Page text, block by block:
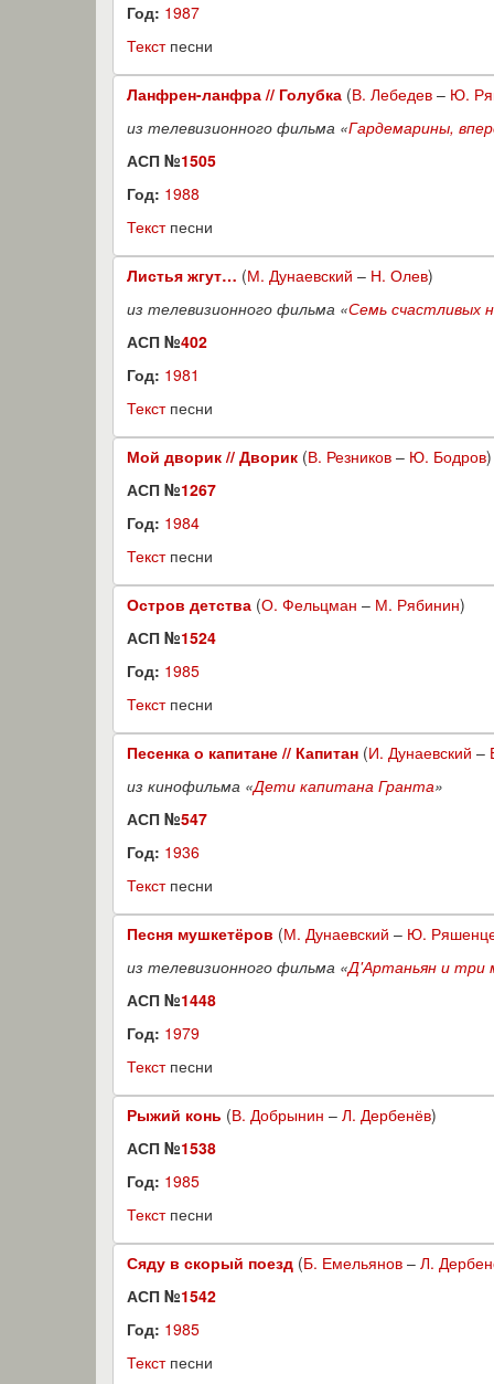
Год: 1987
Текстпесни
Ланфрен-ланфра // Голубка (В. Лебедев – Ю.
из телевизионного фильма «Гардемарины,
АСП №1505
Год: 1988
Текстпесни
Листья жгут… (М. Дунаевский – Н. Олев)
из телевизионного фильма «Семь счастливых
АСП №402
Год: 1981
Текстпесни
Мой дворик // Дворик (В. Резников – Ю. Бодров)
АСП №1267
Год: 1984
Текстпесни
Остров детства (О. Фельцман – М. Рябинин)
АСП №1524
Год: 1985
Текстпесни
Песенка о капитане // Капитан (И. Дунаевский –
из кинофильма «Дети капитана Гранта»
АСП №547
Год: 1936
Текстпесни
Песня мушкетёров (М. Дунаевский – Ю.
из телевизионного фильма «Д'Артаньян и три
АСП №1448
Год: 1979
Текстпесни
Рыжий конь (В. Добрынин – Л. Дербенёв)
АСП №1538
Год: 1985
Текстпесни
Сяду в скорый поезд (Б. Емельянов – Л.
АСП №1542
Год: 1985
Текстпесни